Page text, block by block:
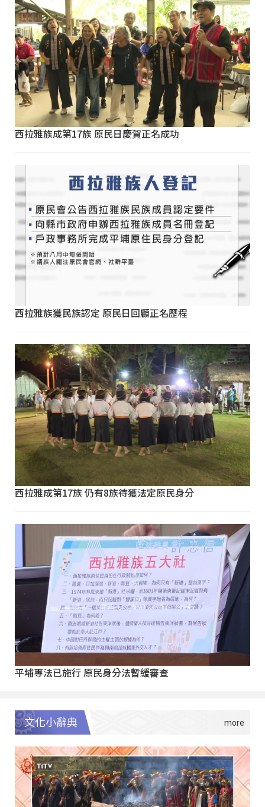
西拉雅族成第17族 原民日慶賀正名成功
西拉雅族獲民族認定 原民日回顧正名歷程
西拉雅成第17族 仍有8族待獲法定原民身分
平埔專法已施行 原民身分法暫緩審查
文化小辭典